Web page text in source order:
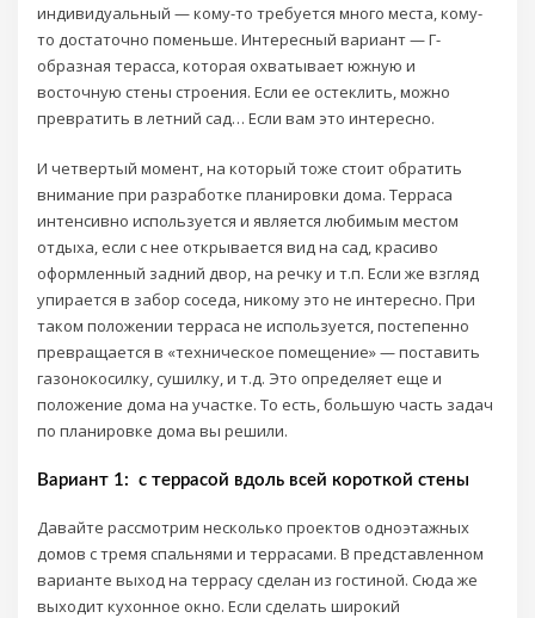
индивидуальный — кому-то требуется много места, кому-
то достаточно поменьше. Интересный вариант — Г-
образная терасса, которая охватывает южную и
восточную стены строения. Если ее остеклить, можно
превратить в летний сад… Если вам это интересно.
И четвертый момент, на который тоже стоит обратить
внимание при разработке планировки дома. Терраса
интенсивно используется и является любимым местом
отдыха, если с нее открывается вид на сад, красиво
оформленный задний двор, на речку и т.п. Если же взгляд
упирается в забор соседа, никому это не интересно. При
таком положении терраса не используется, постепенно
превращается в «техническое помещение» — поставить
газонокосилку, сушилку, и т.д. Это определяет еще и
положение дома на участке. То есть, большую часть задач
по планировке дома вы решили.
Вариант 1: с террасой вдоль всей короткой стены
Давайте рассмотрим несколько проектов одноэтажных
домов с тремя спальнями и террасами. В представленном
варианте выход на террасу сделан из гостиной. Сюда же
выходит кухонное окно. Если сделать широкий